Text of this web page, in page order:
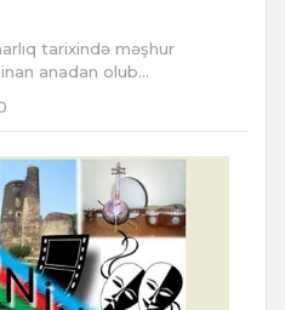
tarixində məşhur
anadan olub...